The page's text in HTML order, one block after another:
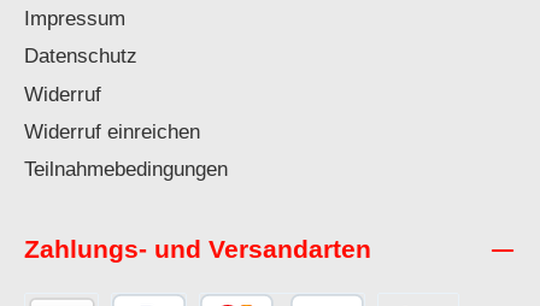
Impressum
Datenschutz
Widerruf
Widerruf einreichen
Teilnahmebedingungen
Zahlungs- und Versandarten